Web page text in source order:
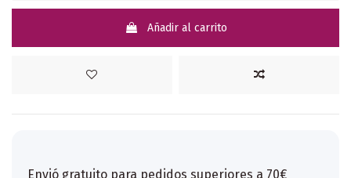
Añadir al carrito
Envió gratuito para pedidos superiores a 70€